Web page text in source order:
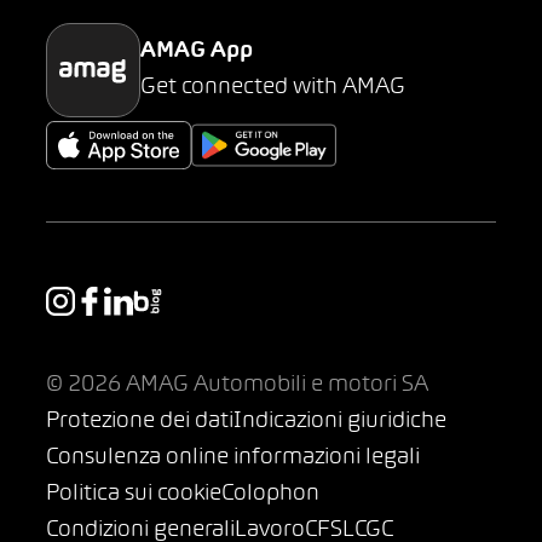
AMAG App
Get connected with AMAG
© 2026 AMAG Automobili e motori SA
Protezione dei datiIndicazioni giuridiche
Consulenza online informazioni legali
Politica sui cookieColophon
Condizioni generaliLavoroCFSLCGC